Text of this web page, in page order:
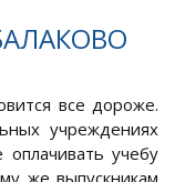
все дороже.
учреждениях
оплачивать учебу